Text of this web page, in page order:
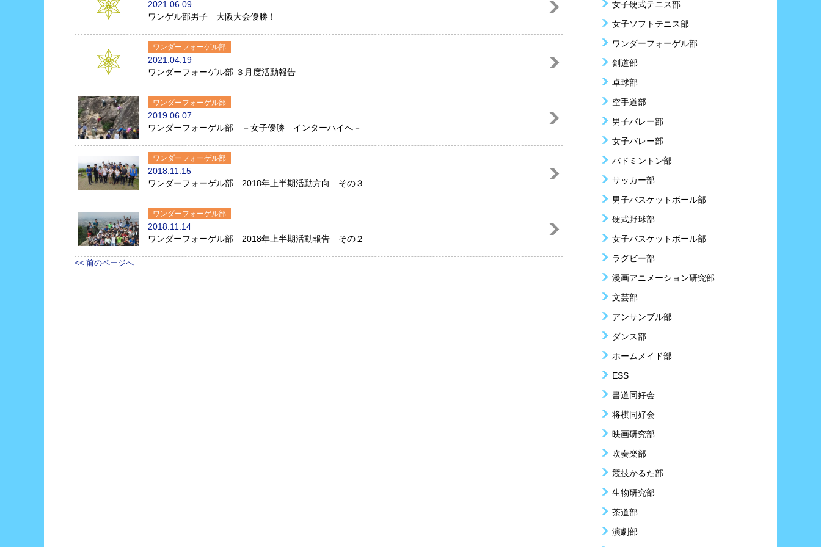
2021.06.09
ワンゲル部男子 大阪大会優勝！
ワンダーフォーゲル部
2021.04.19
ワンダーフォーゲル部 ３月度活動報告
ワンダーフォーゲル部
2019.06.07
ワンダーフォーゲル部 －女子優勝 インターハイへ－
ワンダーフォーゲル部
2018.11.15
ワンダーフォーゲル部 2018年上半期活動方向 その３
ワンダーフォーゲル部
2018.11.14
ワンダーフォーゲル部 2018年上半期活動報告 その２
<< 前のページへ
女子硬式テニス部
女子ソフトテニス部
ワンダーフォーゲル部
剣道部
卓球部
空手道部
男子バレー部
女子バレー部
バドミントン部
サッカー部
男子バスケットボール部
硬式野球部
女子バスケットボール部
ラグビー部
漫画アニメーション研究部
文芸部
アンサンブル部
ダンス部
ホームメイド部
ESS
書道同好会
将棋同好会
映画研究部
吹奏楽部
競技かるた部
生物研究部
茶道部
演劇部